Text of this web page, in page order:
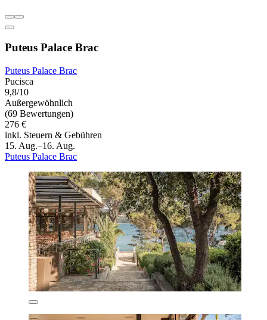
Puteus Palace Brac
Puteus Palace Brac
Pucisca
9,8/10
Außergewöhnlich
(69 Bewertungen)
276 €
inkl. Steuern & Gebühren
15. Aug.–16. Aug.
Puteus Palace Brac